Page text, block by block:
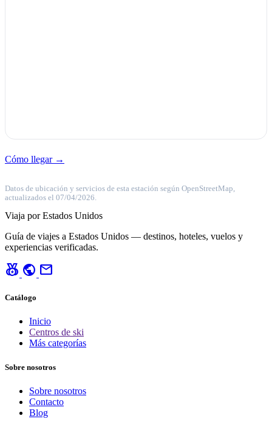
Cómo llegar →
Datos de ubicación y servicios de esta estación según OpenStreetMap,
actualizados el 07/04/2026.
Viaja por Estados Unidos
Guía de viajes a Estados Unidos — destinos, hoteles, vuelos y
experiencias verificadas.
social_leaderboard public mail
Catálogo
Inicio
Centros de ski
Más categorías
Sobre nosotros
Sobre nosotros
Contacto
Blog